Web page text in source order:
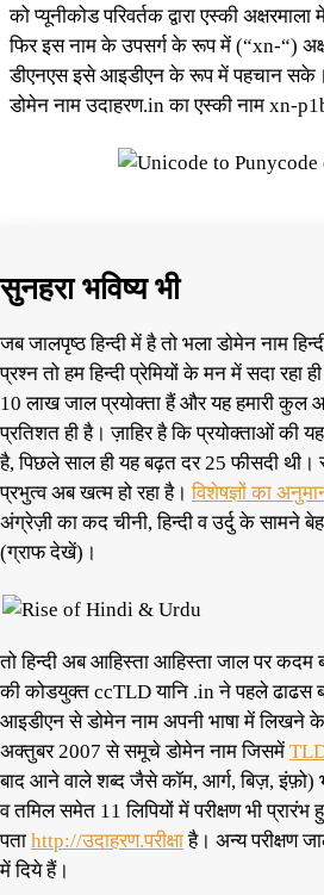
को प्यूनीकोड परिवर्तक द्वारा एस्की अक्षरमाला
फिर इस नाम के उपसर्ग के रूप में (“xn-“)
डीएनएस इसे आइडीएन के रूप में पहचान सके।
डोमेन नाम उदाहरण.in का एस्की नाम xn-
सुनहरा भविष्य भी
जब जालपृष्ठ हिन्दी में है तो भला डोमेन नाम
प्रश्न तो हम हिन्दी प्रेमियों के मन में सदा रहा
10 लाख जाल प्रयोक्ता हैं और यह हमारी कुल
प्रतिशत ही है। ज़ाहिर है कि प्रयोक्ताओं की
है, पिछले साल ही यह बढ़त दर 25 फीसदी थी।
प्रभुत्व अब खत्म हो रहा है।विशेषज्ञों का
अंग्रेज़ी का कद चीनी, हिन्दी व उर्दु के सामने
(ग्राफ देखें)।
तो हिन्दी अब आहिस्ता आहिस्ता जाल पर कदम
की कोडयुक्त ccTLD यानि .in ने पहले ढाढस
आइडीएन से डोमेन नाम अपनी भाषा में लिखने के
अक्तुबर 2007 से समूचे डोमेन नाम जिसमें
बाद आने वाले शब्द जैसे कॉम, आर्ग, बिज़, इंफ़ो)
व तमिल समेत 11 लिपियों में परीक्षण भी प्रारंभ
पता http://उदाहरण.परीक्षाहै। अन्य परीक्षण
में दिये हैं।